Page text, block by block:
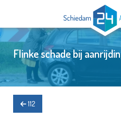
Flinke schade bij
112